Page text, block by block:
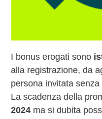
I bonus erogati sono
alla registrazione, da
persona invitata
La scadenza della
2024 ma si dubita